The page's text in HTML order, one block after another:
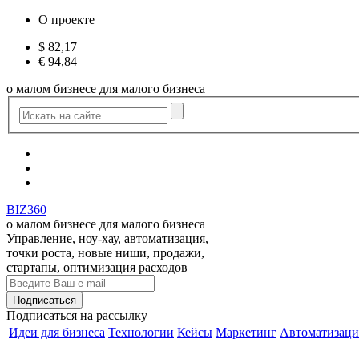
О проекте
$ 82,17
€ 94,84
о малом бизнесе для малого бизнеса
BIZ360
о малом бизнесе для малого бизнеса
Управление, ноу-хау, автоматизация,
точки роста, новые ниши, продажи,
стартапы, оптимизация расходов
Подписаться на рассылку
Идеи для бизнеса Технологии Кейсы Маркетинг